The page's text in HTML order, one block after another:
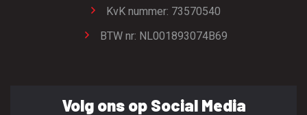
KvK nummer: 73570540
BTW nr: NL001893074B69
Volg ons op Social Media